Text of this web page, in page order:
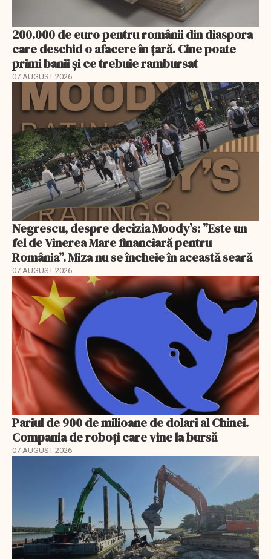
200.000 de euro pentru românii din diaspora
care deschid o afacere în țară. Cine poate
primi banii și ce trebuie rambursat
07 AUGUST 2026
Negrescu, despre decizia Moody’s: ”Este un
fel de Vinerea Mare financiară pentru
România”. Miza nu se încheie în această seară
07 AUGUST 2026
Pariul de 900 de milioane de dolari al Chinei.
Compania de roboți care vine la bursă
07 AUGUST 2026